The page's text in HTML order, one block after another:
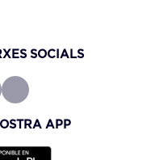
SOCIALS
APP